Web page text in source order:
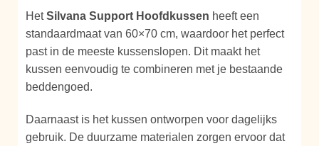
HetSilvana Support Hoofdkussen heeft een
standaardmaat van 60×70 cm, waardoor het perfect
past in de meeste kussenslopen. Dit maakt het
kussen eenvoudig te combineren met je bestaande
beddengoed.
Daarnaast is het kussen ontworpen voor dagelijks
gebruik. De duurzame materialen zorgen ervoor dat